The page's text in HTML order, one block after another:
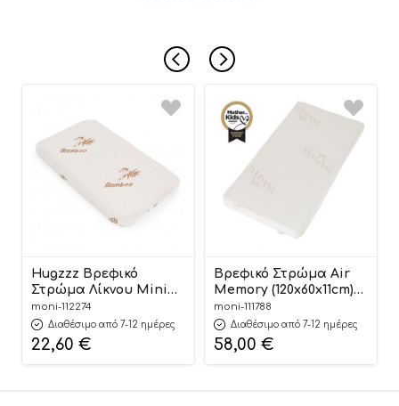
Hugzzz Βρεφικό
Στρώμα Λίκνου Mini
Bamboo
(81.5×48.5×4.5cm)
3800146272548
moni-112274
Διαθέσιμο από 7-12 ημέρες
22,60 €
Βρεφικό Στρώμα Air
Memory (120x60x11cm)
3801005210022 – Hugzzz
moni-111788
Διαθέσιμο από 7-12 ημέρες
58,00 €